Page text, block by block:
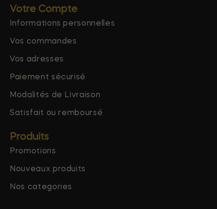
Votre Compte
Informations personnelles
Vos commandes
Vos adresses
Paiement sécurisé
Modalités de Livraison
Satisfait ou remboursé
Produits
Promotions
Nouveaux produits
Nos categories